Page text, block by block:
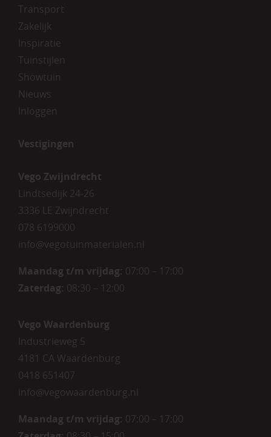
Transport
Zakelijk
Inspiratie
Tuinstijlen
Showtuin
Nieuws
Inloggen
Vestigingen
Vego Zwijndrecht
Lindtsedijk 24-26
3336 LE Zwijndrecht
078 6199000
info@vegotuinmaterialen.nl
Maandag t/m vrijdag: 07:00 – 17:00
Zaterdag: 08:30 – 12:00
Vego Waardenburg
Industrieweg 5
4181 CA Waardenburg
0418 651407
info@vegowaardenburg.nl
Maandag t/m vrijdag: 07:00 – 17:00